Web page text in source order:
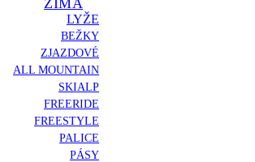
ZIMA
LYŽE
BEŽKY
ZJAZDOVÉ
ALL MOUNTAIN
SKIALP
FREERIDE
FREESTYLE
PALICE
PÁSY